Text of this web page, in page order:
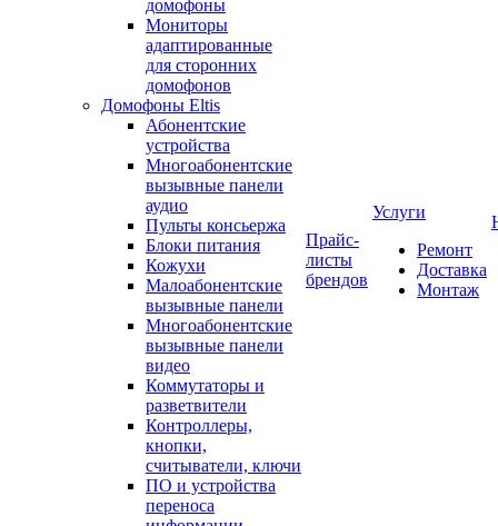
домофоны
Мониторы
адаптированные
для сторонних
домофонов
Домофоны Eltis
Абонентские
устройства
Многоабонентские
вызывные панели
аудио
Пульты консьержа
Блоки питания
Кожухи
Малоабонентские
вызывные панели
Многоабонентские
вызывные панели
видео
Коммутаторы и
разветвители
Контроллеры,
кнопки,
считыватели, ключи
ПО и устройства
переноса
Прайс-
листы
брендов
Услуги
Ремонт
Доставка
Монтаж